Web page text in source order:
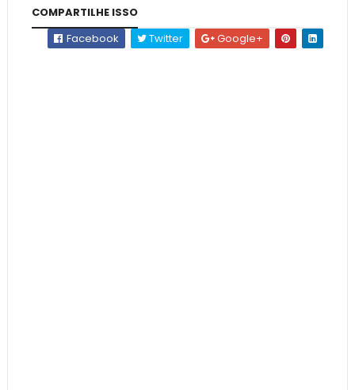
COMPARTILHE ISSO
Facebook
Twitter Google+